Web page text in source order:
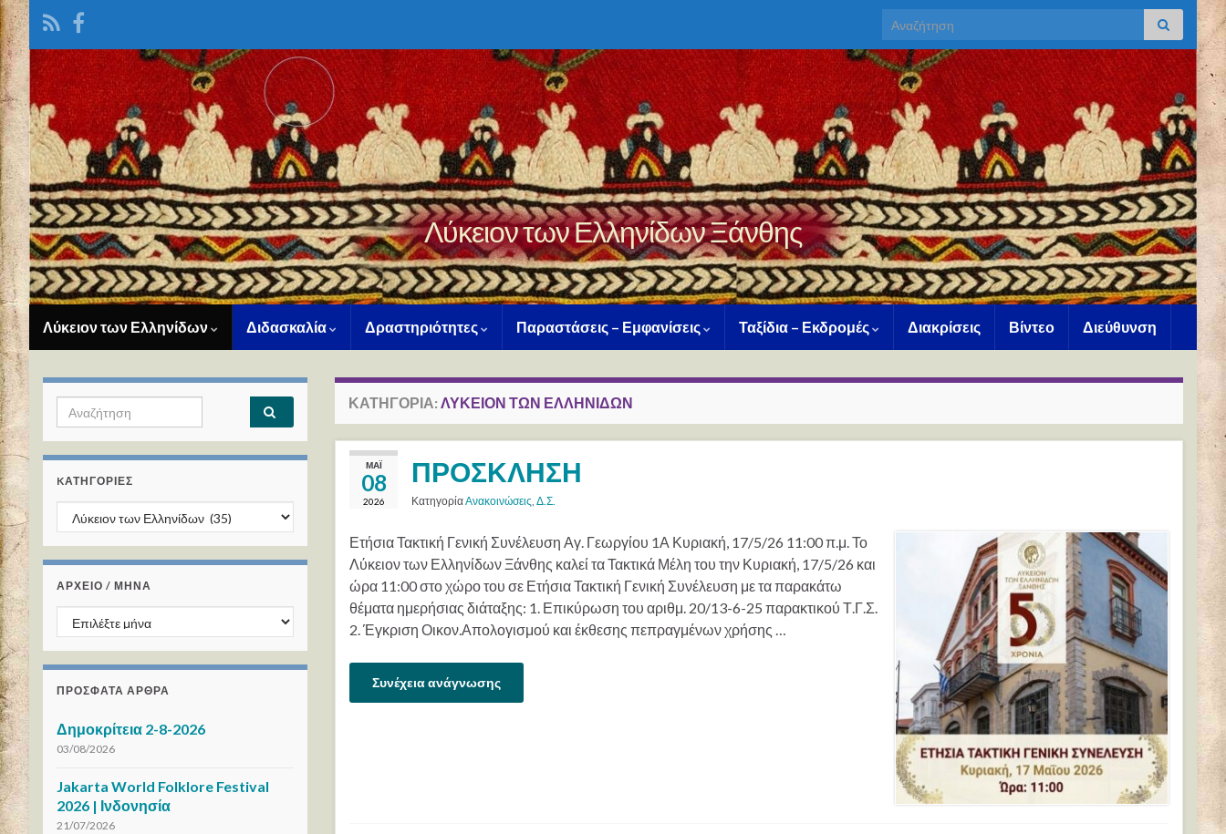
Search for:
Λύκειον των Ελληνίδων Ξάνθης
Λύκειον των Ελληνίδων Διδασκαλία Δραστηριότητες Παραστάσεις – Εμφανίσεις Ταξίδια – Εκδρομές Διακρίσεις Βίντεο Διεύθυνση
ΚΑΤΗΓΟΡΊΑ: ΛΎΚΕΙΟΝ ΤΩΝ ΕΛΛΗΝΊΔΩΝ
ΜΆΙ
08
2026
ΠΡΟΣΚΛΗΣΗ
ΚατηγορίαΑνακοινώσεις, Δ.Σ.
Ετήσια Τακτική Γενική Συνέλευση Αγ. Γεωργίου 1Α Κυριακή, 17/5/26 11:00 π.μ. Το
Λύκειον των Ελληνίδων Ξάνθης καλεί τα Τακτικά Μέλη του την Κυριακή, 17/5/26 και
ώρα 11:00 στο χώρο του σε Ετήσια Τακτική Γενική Συνέλευση με τα παρακάτω
θέματα ημερήσιας διάταξης: 1. Επικύρωση του αριθμ. 20/13-6-25 παρακτικού Τ.Γ.Σ.
2. Έγκριση Οικον.Απολογισμού και έκθεσης πεπραγμένων χρήσης …
Συνέχεια ανάγνωσης
Search for:
KΑΤΗΓΟΡΊΕΣ
Kατηγορίες
ΑΡΧΕΙΟ / ΜΗΝΑ
ΑΡΧΕΙΟ / ΜΗΝΑ
ΠΡΌΣΦΑΤΑ ΆΡΘΡΑ
Δημοκρίτεια 2-8-2026
03/08/2026
Jakarta World Folklore Festival
2026 | Ινδονησία
21/07/2026